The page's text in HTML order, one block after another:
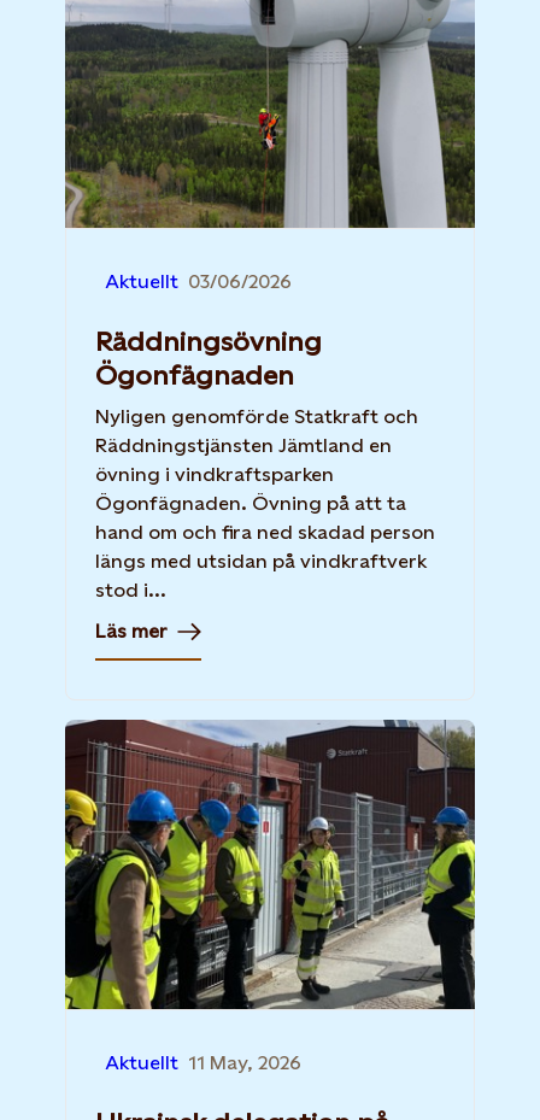
Aktuellt 03/06/2026
Räddningsövning
Ögonfägnaden
Nyligen genomförde Statkraft och
Räddningstjänsten Jämtland en
övning i vindkraftsparken
Ögonfägnaden. Övning på att ta
hand om och fira ned skadad person
längs med utsidan på vindkraftverk
stod i...
Läs mer
Aktuellt 11 May, 2026